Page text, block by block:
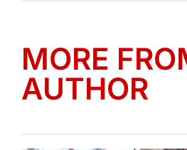
MORE
AUTHOR